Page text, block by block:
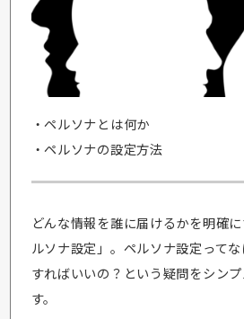
・ペルソナとは何か
・ペルソナの設定方法
どんな情報を誰に届けるかを明確
ルソナ設定」。ペルソナ設定って
すればいいの？という疑問をシン
す。